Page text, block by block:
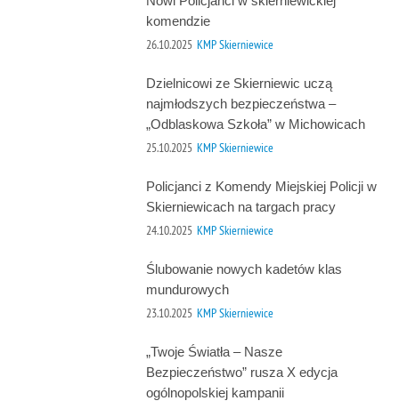
komendzie
26.10.2025 KMP Skierniewice
Dzielnicowi ze Skierniewic uczą
najmłodszych bezpieczeństwa –
„Odblaskowa Szkoła” w Michowicach
25.10.2025 KMP Skierniewice
Policjanci z Komendy Miejskiej Policji w
Skierniewicach na targach pracy
24.10.2025 KMP Skierniewice
Ślubowanie nowych kadetów klas
mundurowych
23.10.2025 KMP Skierniewice
„Twoje Światła – Nasze
Bezpieczeństwo” rusza X edycja
ogólnopolskiej kampanii